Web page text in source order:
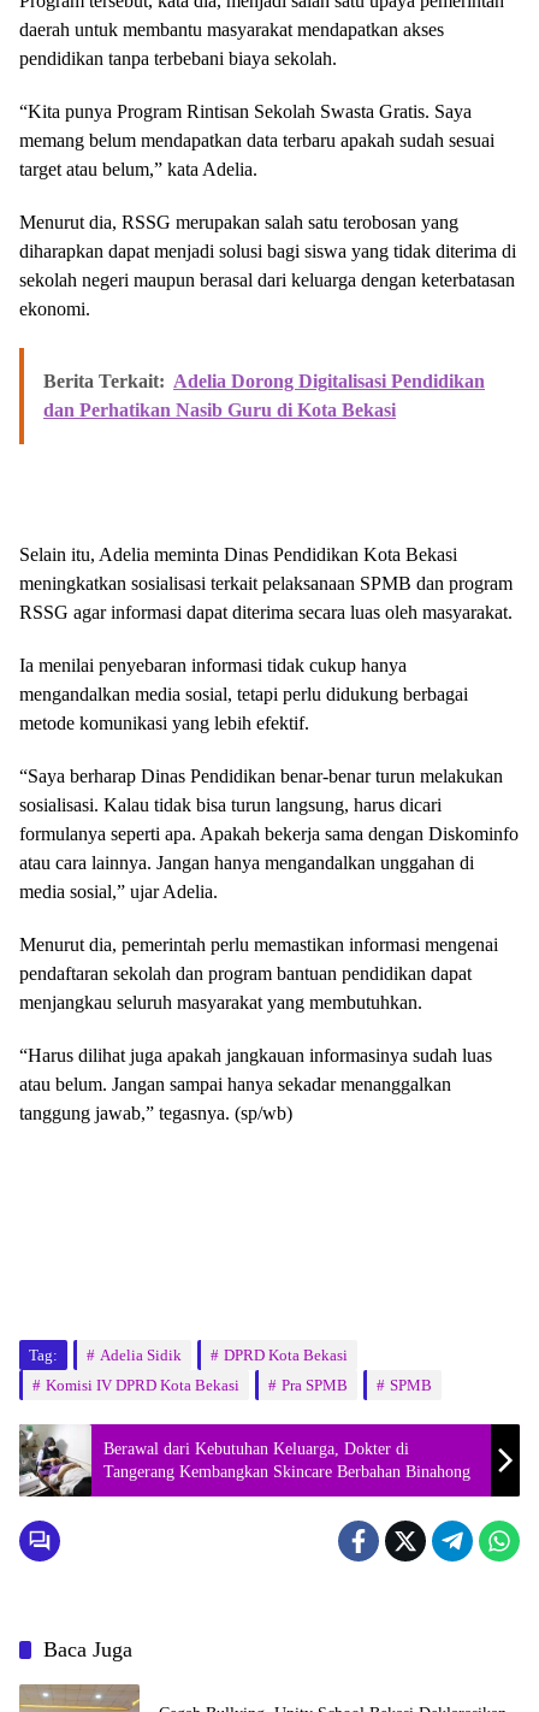
daerah untuk membantu masyarakat mendapatkan akses
pendidikan tanpa terbebani biaya sekolah.
“Kita punya Program Rintisan Sekolah Swasta Gratis. Saya
memang belum mendapatkan data terbaru apakah sudah sesuai
target atau belum,” kata Adelia.
Menurut dia, RSSG merupakan salah satu terobosan yang
diharapkan dapat menjadi solusi bagi siswa yang tidak diterima di
sekolah negeri maupun berasal dari keluarga dengan keterbatasan
ekonomi.
Berita Terkait: Adelia Dorong Digitalisasi Pendidikan
dan Perhatikan Nasib Guru di Kota Bekasi
Selain itu, Adelia meminta Dinas Pendidikan Kota Bekasi
meningkatkan sosialisasi terkait pelaksanaan SPMB dan program
RSSG agar informasi dapat diterima secara luas oleh masyarakat.
Ia menilai penyebaran informasi tidak cukup hanya
mengandalkan media sosial, tetapi perlu didukung berbagai
metode komunikasi yang lebih efektif.
“Saya berharap Dinas Pendidikan benar-benar turun melakukan
sosialisasi. Kalau tidak bisa turun langsung, harus dicari
formulanya seperti apa. Apakah bekerja sama dengan Diskominfo
atau cara lainnya. Jangan hanya mengandalkan unggahan di
media sosial,” ujar Adelia.
Menurut dia, pemerintah perlu memastikan informasi mengenai
pendaftaran sekolah dan program bantuan pendidikan dapat
menjangkau seluruh masyarakat yang membutuhkan.
“Harus dilihat juga apakah jangkauan informasinya sudah luas
atau belum. Jangan sampai hanya sekadar menanggalkan
tanggung jawab,” tegasnya. (sp/wb)
Tag: Adelia Sidik
DPRD Kota Bekasi
Komisi IV DPRD Kota Bekasi
Pra SPMB SPMB
Berawal dari Kebutuhan Keluarga, Dokter di
Tangerang Kembangkan Skincare Berbahan Binahong
Baca Juga